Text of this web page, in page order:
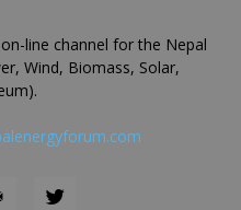
line channel for the Nepal
Wind, Biomass, Solar,